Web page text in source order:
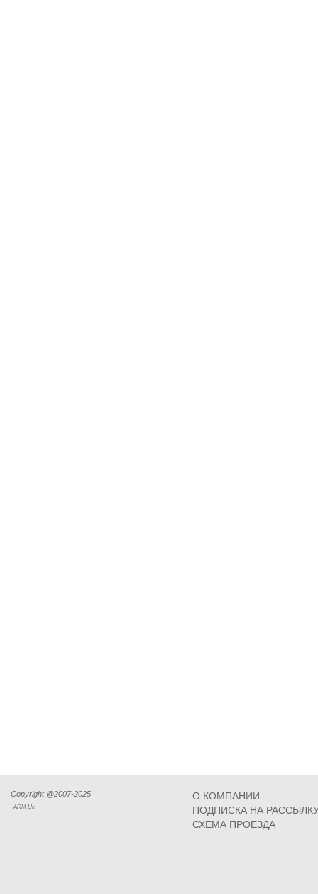
Copyright @2007-2025
ARM Llc
О КОМПАНИИ
ПОДПИСКА НА
СХЕМА ПРОЕЗДА